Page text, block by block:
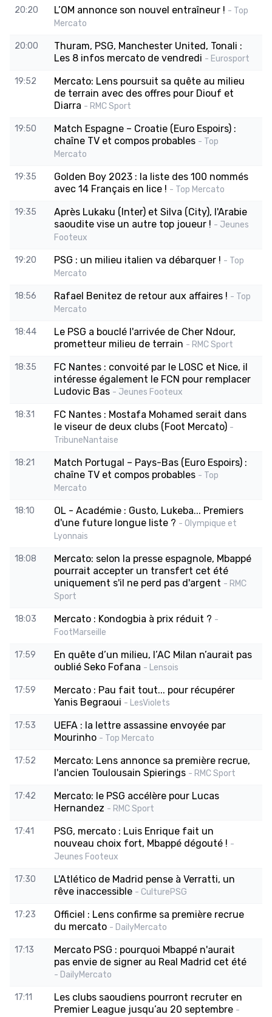
20:20 L’OM annonce son nouvel entraîneur ! - Top
Mercato
20:00
Thuram, PSG, Manchester United, Tonali :
Les 8 infos mercato de vendredi - Eurosport
19:52
Mercato: Lens poursuit sa quête au milieu
de terrain avec des offres pour Diouf et
Diarra - RMC Sport
19:50
Match Espagne – Croatie (Euro Espoirs) :
chaîne TV et compos probables - Top
Mercato
19:35
Golden Boy 2023 : la liste des 100 nommés
avec 14 Français en lice ! - Top Mercato
19:35
Après Lukaku (Inter) et Silva (City), l'Arabie
saoudite vise un autre top joueur ! - Jeunes
Footeux
19:20 PSG : un milieu italien va débarquer ! - Top
Mercato
18:56 Rafael Benitez de retour aux affaires ! - Top
Mercato
18:44
Le PSG a bouclé l'arrivée de Cher Ndour,
prometteur milieu de terrain - RMC Sport
18:35
FC Nantes : convoité par le LOSC et Nice, il
intéresse également le FCN pour remplacer
Ludovic Bas - Jeunes Footeux
18:31
FC Nantes : Mostafa Mohamed serait dans
le viseur de deux clubs (Foot Mercato) -
TribuneNantaise
18:21
Match Portugal – Pays-Bas (Euro Espoirs) :
chaîne TV et compos probables - Top
Mercato
18:10
OL - Académie : Gusto, Lukeba... Premiers
d'une future longue liste ? - Olympique et
Lyonnais
18:08
Mercato: selon la presse espagnole, Mbappé
pourrait accepter un transfert cet été
uniquement s'il ne perd pas d'argent - RMC
Sport
18:03 Mercato : Kondogbia à prix réduit ? -
FootMarseille
17:59
En quête d’un milieu, l’AC Milan n’aurait pas
oublié Seko Fofana - Lensois
17:59
Mercato : Pau fait tout... pour récupérer
Yanis Begraoui - LesViolets
17:53
UEFA : la lettre assassine envoyée par
Mourinho - Top Mercato
17:52
Mercato: Lens annonce sa première recrue,
l'ancien Toulousain Spierings - RMC Sport
17:42
Mercato: le PSG accélère pour Lucas
Hernandez - RMC Sport
17:41
PSG, mercato : Luis Enrique fait un
nouveau choix fort, Mbappé dégouté ! -
Jeunes Footeux
17:30
L'Atlético de Madrid pense à Verratti, un
rêve inaccessible - CulturePSG
17:23
Officiel : Lens confirme sa première recrue
du mercato - DailyMercato
17:13
Mercato PSG : pourquoi Mbappé n'aurait
pas envie de signer au Real Madrid cet été
- DailyMercato
17:11
Les clubs saoudiens pourront recruter en
Premier League jusqu’au 20 septembre -